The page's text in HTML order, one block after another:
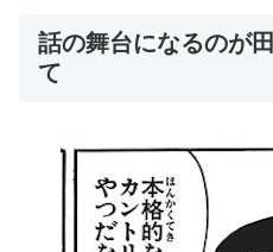
話の舞台になるのが
て